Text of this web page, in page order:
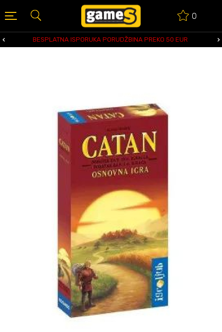
0
BESPLATNA ISPORUKA PORUDŽBINA PREKO 50 EUR